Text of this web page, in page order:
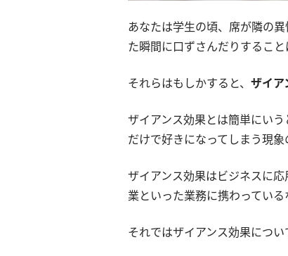
あなたは学生の頃、席が隣の
た瞬間に口ずさんだりすること
それらはもしかすると、 ザイア
ザイアンス効果とは簡単にい
だけで好きになってしまう現象
ザイアンス効果はビジネスに
業といった業務に携わっている
それではザイアンス効果につい